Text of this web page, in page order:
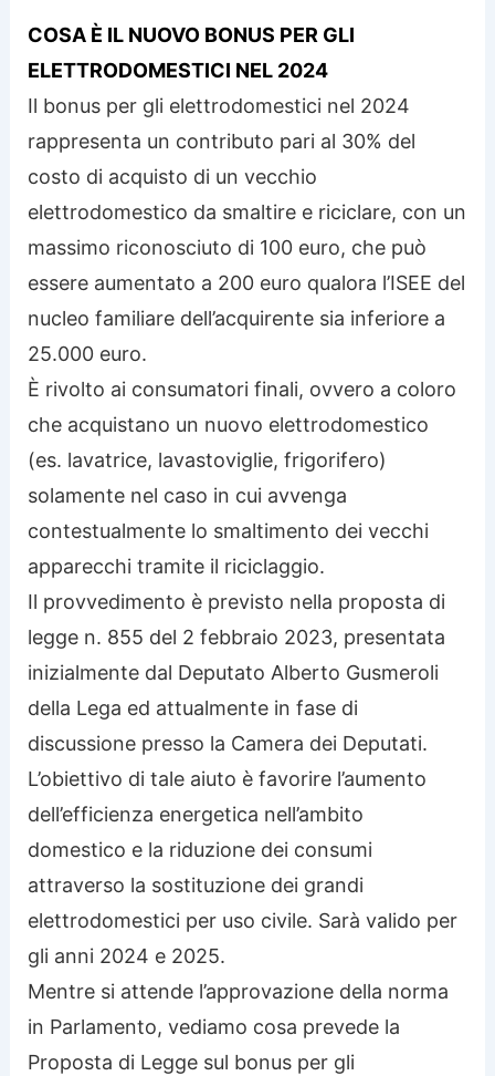
COSA È IL NUOVO BONUS PER GLI
ELETTRODOMESTICI NEL 2024
Il bonus per gli elettrodomestici nel 2024
rappresenta un contributo pari al 30% del
costo di acquisto di un vecchio
elettrodomestico da smaltire e riciclare, con un
massimo riconosciuto di 100 euro, che può
essere aumentato a 200 euro qualora l’ISEE del
nucleo familiare dell’acquirente sia inferiore a
25.000 euro.
È rivolto ai consumatori finali, ovvero a coloro
che acquistano un nuovo elettrodomestico
(es. lavatrice, lavastoviglie, frigorifero)
solamente nel caso in cui avvenga
contestualmente lo smaltimento dei vecchi
apparecchi tramite il riciclaggio.
Il provvedimento è previsto nella proposta di
legge n. 855 del 2 febbraio 2023, presentata
inizialmente dal Deputato Alberto Gusmeroli
della Lega ed attualmente in fase di
discussione presso la Camera dei Deputati.
L’obiettivo di tale aiuto è favorire l’aumento
dell’efficienza energetica nell’ambito
domestico e la riduzione dei consumi
attraverso la sostituzione dei grandi
elettrodomestici per uso civile. Sarà valido per
gli anni 2024 e 2025.
Mentre si attende l’approvazione della norma
in Parlamento, vediamo cosa prevede la
Proposta di Legge sul bonus per gli